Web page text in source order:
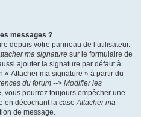
messages ?
depuis votre panneau de l’utilisateur.
ma signature sur le formulaire de
ajouter la signature par défaut à
« Attacher ma signature » à partir du
du forum --> Modifier les
vous pourrez toujours empêcher une
en décochant la caseAttacher ma
de message.